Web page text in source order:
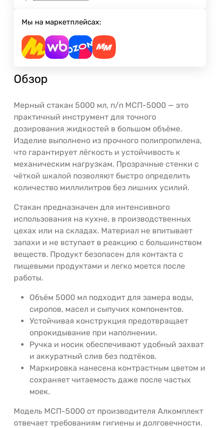
Мы на маркетплейсах:
Обзор
Мерный стакан 5000 мл, п/п МСП-5000 — это
практичный инструмент для точного
дозирования жидкостей в большом объёме.
Изделие выполнено из прочного полипропилена,
что гарантирует лёгкость и устойчивость к
механическим нагрузкам. Прозрачные стенки с
чёткой шкалой позволяют быстро определить
количество миллилитров без лишних усилий.
Стакан предназначен для интенсивного
использования на кухне, в производственных
цехах или на складах. Материал не впитывает
запахи и не вступает в реакцию с большинством
веществ. Продукт безопасен для контакта с
пищевыми продуктами и легко моется после
работы.
Объём 5000 мл подходит для замера воды,
сиропов, масел и сыпучих компонентов.
Устойчивая конструкция предотвращает
опрокидывание при наполнении.
Ручка и носик обеспечивают удобный захват
и аккуратный слив без подтёков.
Маркировка нанесена контрастным цветом и
сохраняет читаемость даже после частых
моек.
Модель МСП-5000 от производителя Алкомплект
отвечает требованиям гигиены и долговечности.